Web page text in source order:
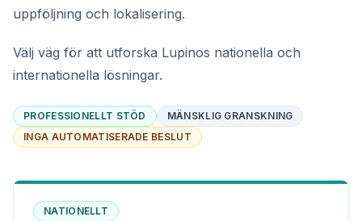
uppföljning och lokalisering.
Välj väg för att utforska Lupinos nationella och
internationella lösningar.
PROFESSIONELLT STÖD
MÄNSKLIG GRANSKNING
INGA AUTOMATISERADE BESLUT
NATIONELLT